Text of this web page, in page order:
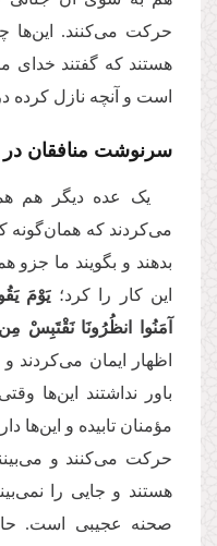
حرکت می‌کنند. این‌ها
هستند که گفتند خدای
است و آنچه نازل
سرنوشت منافقان
یک عده دیگر هم
می‌کردند که همان‌گونه
بدهند و بگویند ما جزو
این کار را کرد؛یَوْمَ
آمَنُوا انظُرُونَا نَقْتَبِسْ
اظهار ایمان می‌کردند و
باور نداشتند این‌ها
مؤمنان تابیده و این‌ها
حرکت می‌کنند و
هستند و جایی را
صحنه عجیبی است.